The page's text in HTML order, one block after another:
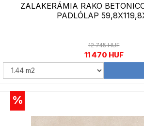
ZALAKERÁMIA RAKO
PADLÓLAP
12 745 HUF
11 470 HUF
%